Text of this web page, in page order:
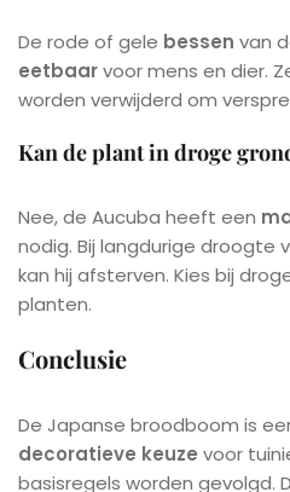
De rode of gele bessen van
eetbaarvoor mens en dier.
worden verwijderd om
Kan de plant in droge
Nee, de Aucuba heeft een
nodig. Bij langdurige droogte
kan hij afsterven. Kies bij
planten.
Conclusie
De Japanse broodboom is
decoratieve keuze voor
basisregels worden gevolgd.